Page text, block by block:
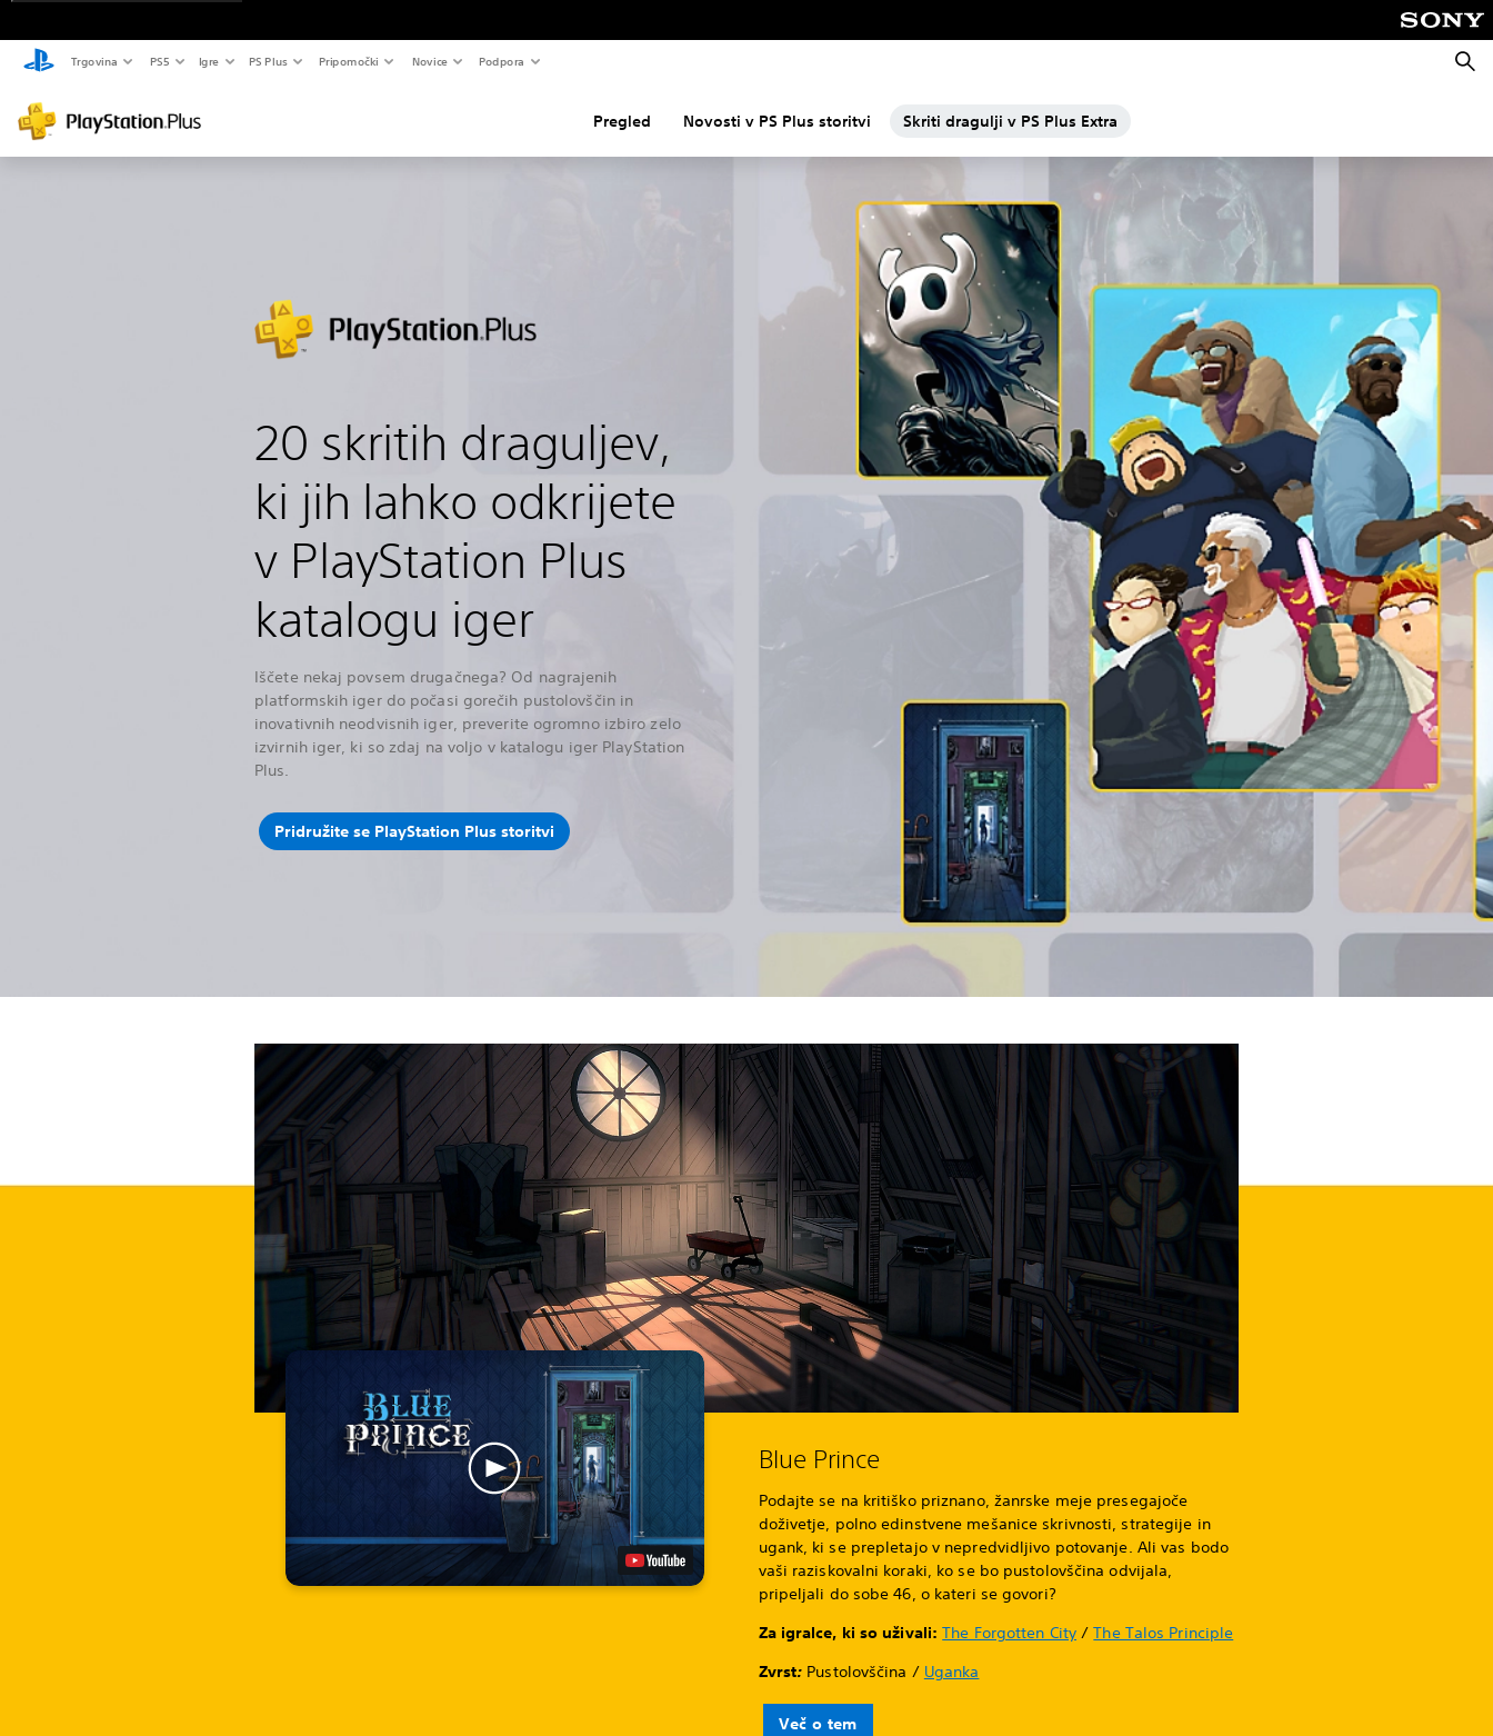
Trgovina PS5 Igre PS Plus Pripomočki Novice Podpora
Išči
Pregled Novosti v PS Plus storitvi Skriti dragulji v PS Plus Extra
20 skritih draguljev,
ki jih lahko odkrijete
v PlayStation Plus
katalogu iger
Iščete nekaj povsem drugačnega? Od nagrajenih
platformskih iger do počasi gorečih pustolovščin in
inovativnih neodvisnih iger, preverite ogromno izbiro zelo
izvirnih iger, ki so zdaj na voljo v katalogu iger PlayStation
Plus.
Pridružite se PlayStation Plus storitvi
Blue Prince
Podajte se na kritiško priznano, žanrske meje presegajoče
doživetje, polno edinstvene mešanice skrivnosti, strategije in
ugank, ki se prepletajo v nepredvidljivo potovanje. Ali vas bodo
vaši raziskovalni koraki, ko se bo pustolovščina odvijala,
pripeljali do sobe 46, o kateri se govori?
Za igralce, ki so uživali: The Forgotten City /The Talos Principle
Zvrst: Pustolovščina / Uganka
Več o tem